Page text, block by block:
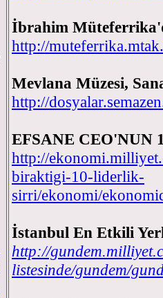
İbrahim
http://
Mevlana Müzesi,
http://
EFSANE
http://
biraktigi-10-liderlik-
sirri/ekonomi/
İstanbul En Etkili
http://
listesinde/gundem/